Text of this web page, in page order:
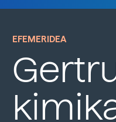
EFEMERIDEA